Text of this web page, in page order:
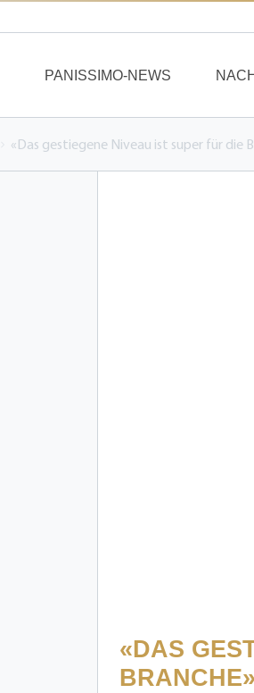
PANISSIMO-NEWS
«Das gestiegene Niveau ist super für die
«DAS
BRANCHE»